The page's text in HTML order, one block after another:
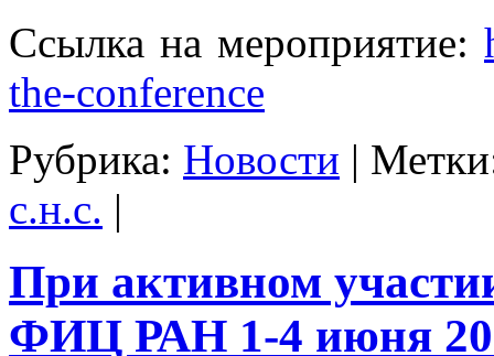
Ссылка на мероприятие:
the-conference
Рубрика: Новости |
с.н.с. |
При активном
ФИЦ РАН 1-4 июня